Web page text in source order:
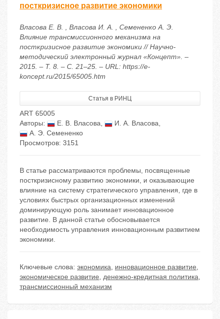
посткризисное развитие экономики
Власова Е. В. , Власова И. А. , Семененко А. Э.
Влияние трансмиссионного механизма на
посткризисное развитие экономики // Научно-
методический электронный журнал «Концепт». –
2015. – Т. 8. – С. 21–25. – URL: https://e-
koncept.ru/2015/65005.htm
Статья в РИНЦ
ART 65005
Авторы:
Е. В. Власова, И. А. Власова,
А. Э. Семененко
Просмотров: 3151
В статье рассматриваются проблемы, посвященные
посткризисному развитию экономики, и оказывающие
влияние на систему стратегического управления, где в
условиях быстрых организационных изменений
доминирующую роль занимает инновационное
развитие. В данной статье обосновывается
необходимость управления инновационным развитием
экономики.
Ключевые слова: экономика, инновационное развитие,
экономическое развитие, денежно-кредитная политика,
трансмиссионный механизм